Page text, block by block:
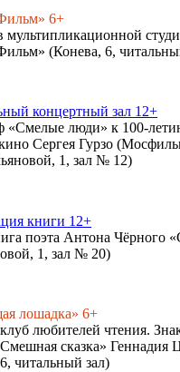
6+
мультипликационной
(Конева, 6,
концертный зал 12+
«Смелые люди» к 100-
Сергея Гурзо
1, зал № 12)
книги 12+
поэта Антона Чёрного
1, зал № 20)
лошадка» 6+
любителей чтения.
сказка» Геннадия
читальный зал)